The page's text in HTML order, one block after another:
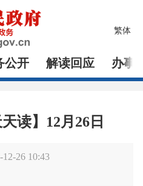
繁体
公开 解读回应 办事
天读】12月26日
12-26 10:43